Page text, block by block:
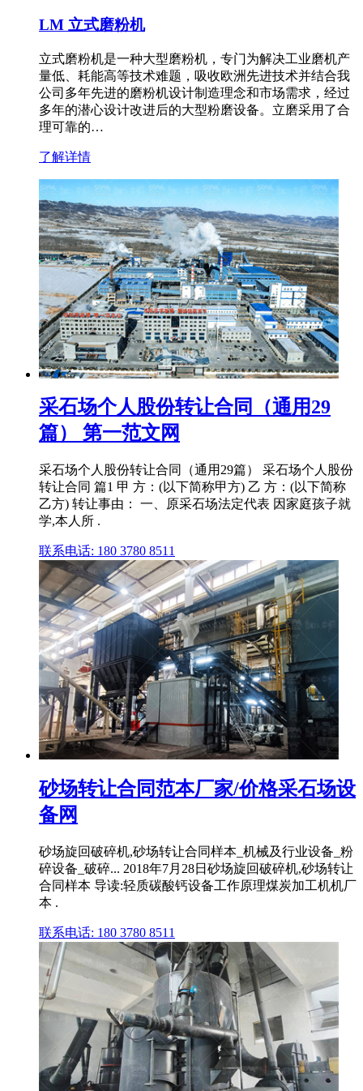
LM 立式磨粉机
立式磨粉机是一种大型磨粉机，专门为解决工业磨机产
量低、耗能高等技术难题，吸收欧洲先进技术并结合我
公司多年先进的磨粉机设计制造理念和市场需求，经过
多年的潜心设计改进后的大型粉磨设备。立磨采用了合
理可靠的…
了解详情
采石场个人股份转让合同（通用29
篇） 第一范文网
采石场个人股份转让合同（通用29篇） 采石场个人股份
转让合同 篇1 甲 方：(以下简称甲方) 乙 方：(以下简称
乙方) 转让事由： 一、原采石场法定代表 因家庭孩子就
学,本人所 .
联系电话: 180 3780 8511
砂场转让合同范本厂家/价格采石场设
备网
砂场旋回破碎机,砂场转让合同样本_机械及行业设备_粉
碎设备_破碎... 2018年7月28日砂场旋回破碎机,砂场转让
合同样本 导读:轻质碳酸钙设备工作原理煤炭加工机机厂
本 .
联系电话: 180 3780 8511